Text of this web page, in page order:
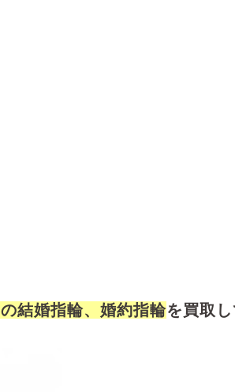
の結婚指輪、婚約指輪を買取